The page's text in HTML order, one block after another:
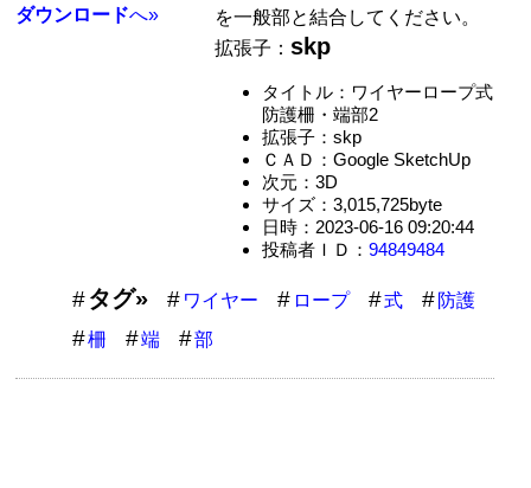
ダウンロードへ»
を一般部と結合してください。
拡張子：skp
タイトル：ワイヤーロープ式
防護柵・端部2
拡張子：skp
ＣＡＤ：Google SketchUp
次元：3D
サイズ：3,015,725byte
日時：2023-06-16 09:20:44
投稿者ＩＤ： 94849484
タグ» ワイヤー ロープ 式
防護
柵
端 部